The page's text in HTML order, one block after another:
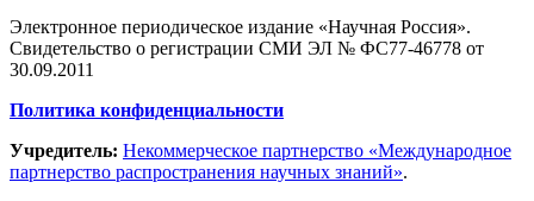
Электронное периодическое издание «Научная Россия».
Свидетельство о регистрации СМИ ЭЛ № ФС77-46778 от
30.09.2011
Политика конфиденциальности
Учредитель: Некоммерческое партнерство «Международное
партнерство распространения научных знаний».